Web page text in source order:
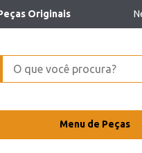
Originais
Menu de Peças